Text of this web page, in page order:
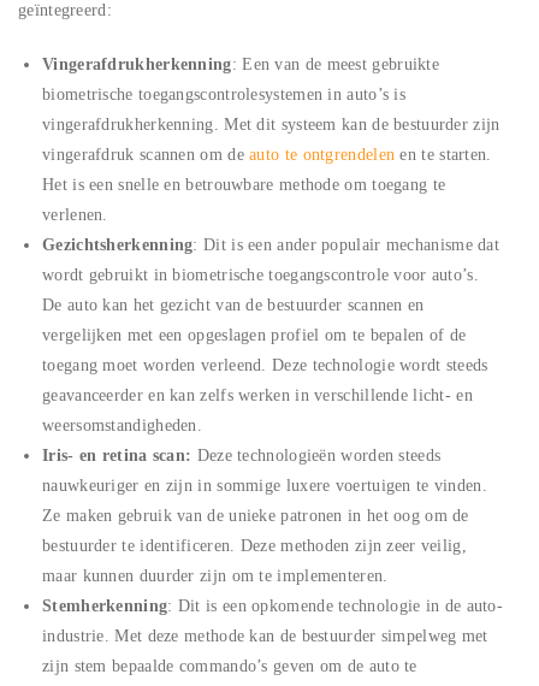
geïntegreerd:
Vingerafdrukherkenning: Een van de meest gebruikte
biometrische toegangscontrolesystemen in auto’s is
vingerafdrukherkenning. Met dit systeem kan de bestuurder zijn
vingerafdruk scannen om deauto te ontgrendelen en te starten.
Het is een snelle en betrouwbare methode om toegang te
verlenen.
Gezichtsherkenning: Dit is een ander populair mechanisme dat
wordt gebruikt in biometrische toegangscontrole voor auto’s.
De auto kan het gezicht van de bestuurder scannen en
vergelijken met een opgeslagen profiel om te bepalen of de
toegang moet worden verleend. Deze technologie wordt steeds
geavanceerder en kan zelfs werken in verschillende licht- en
weersomstandigheden.
Iris- en retina scan: Deze technologieën worden steeds
nauwkeuriger en zijn in sommige luxere voertuigen te vinden.
Ze maken gebruik van de unieke patronen in het oog om de
bestuurder te identificeren. Deze methoden zijn zeer veilig,
maar kunnen duurder zijn om te implementeren.
Stemherkenning: Dit is een opkomende technologie in de auto-
industrie. Met deze methode kan de bestuurder simpelweg met
zijn stem bepaalde commando’s geven om de auto te